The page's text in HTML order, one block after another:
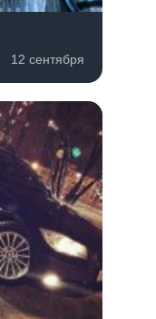
12 сентября